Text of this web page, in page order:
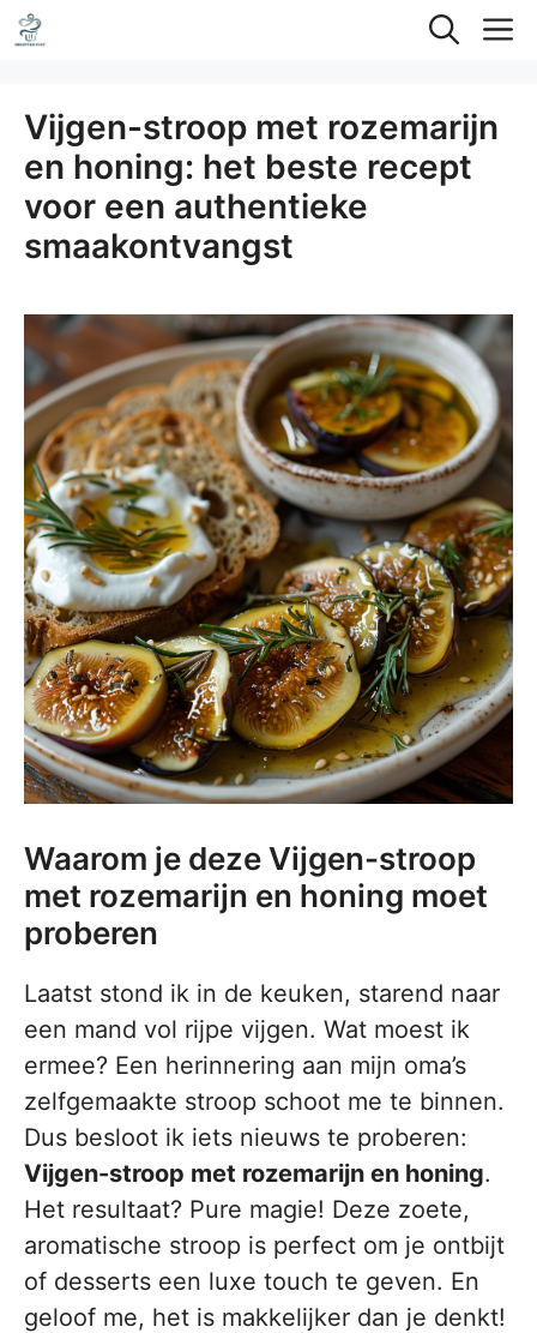
Ga
naar
inhoud
Vijgen-stroop met rozemarijn
en honing: het beste recept
voor een authentieke
smaakontvangst
Waarom je deze Vijgen-stroop
met rozemarijn en honing moet
proberen
Laatst stond ik in de keuken, starend naar
een mand vol rijpe vijgen. Wat moest ik
ermee? Een herinnering aan mijn oma’s
zelfgemaakte stroop schoot me te binnen.
Dus besloot ik iets nieuws te proberen:
Vijgen-stroop met rozemarijn en honing.
Het resultaat? Pure magie! Deze zoete,
aromatische stroop is perfect om je ontbijt
of desserts een luxe touch te geven. En
geloof me, het is makkelijker dan je denkt!